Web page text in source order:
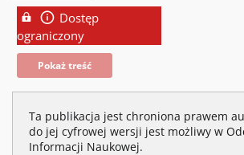
Dostęp
ograniczony
Pokaż treść
Ta publikacja jest chroniona prawem
do jej cyfrowej wersji jest możliwy w
Informacji Naukowej.